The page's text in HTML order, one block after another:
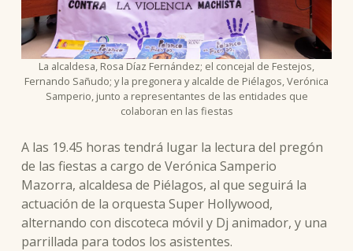
La alcaldesa, Rosa Díaz Fernández; el concejal de Festejos,
Fernando Sañudo; y la pregonera y alcalde de Piélagos, Verónica
Samperio, junto a representantes de las entidades que
colaboran en las fiestas
A las 19.45 horas tendrá lugar la lectura del pregón
de las fiestas a cargo de Verónica Samperio
Mazorra, alcaldesa de Piélagos, al que seguirá la
actuación de la orquesta Super Hollywood,
alternando con discoteca móvil y Dj animador, y una
parrillada para todos los asistentes.